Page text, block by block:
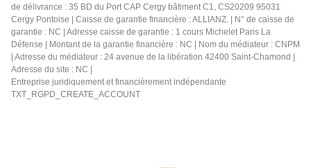
de délivrance : 35 BD du Port CAP Cergy bâtiment C1, CS20209 95031
Cergy Pontoise | Caisse de garantie financière : ALLIANZ. | N° de caisse de
garantie : NC | Adresse caisse de garantie : 1 cours Michelet Paris La
Défense | Montant de la garantie financière : NC | Nom du médiateur : CNPM
| Adresse du médiateur : 24 avenue de la libération 42400 Saint-Chamond |
Adresse du site : NC |
Entreprise juridiquement et financièrement indépendante
TXT_RGPD_CREATE_ACCOUNT